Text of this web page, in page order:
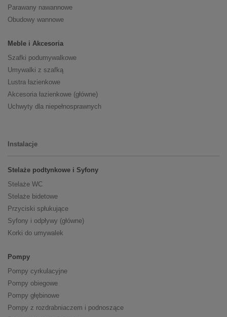
Parawany nawannowe
Obudowy wannowe
Meble i Akcesoria
Szafki podumywalkowe
Umywalki z szafką
Lustra łazienkowe
Akcesoria łazienkowe (główne)
Uchwyty dla niepełnosprawnych
Instalacje
Stelaże podtynkowe i Syfony
Stelaże WC
Stelaże bidetowe
Przyciski spłukujące
Syfony i odpływy (główne)
Korki do umywalek
Pompy
Pompy cyrkulacyjne
Pompy obiegowe
Pompy głębinowe
Pompy z rozdrabniaczem i podnoszące